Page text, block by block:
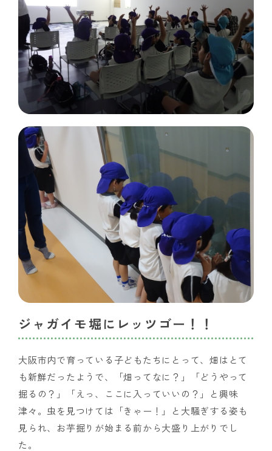
ジャガイモ堀にレッツゴー！！
大阪市内で育っている子どもたちにとって、畑はとて
も新鮮だったようで、「畑ってなに？」「どうやって
掘るの？」「えっ、ここに入っていいの？」と興味
津々。虫を見つけては「きゃー！」と大騒ぎする姿も
見られ、お芋掘りが始まる前から大盛り上がりでし
た。